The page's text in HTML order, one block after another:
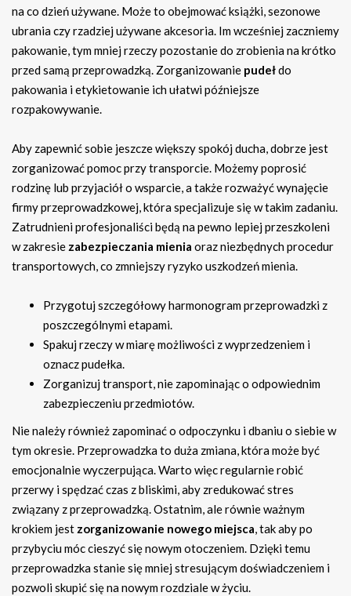
na co dzień używane. Może to obejmować książki, sezonowe
ubrania czy rzadziej używane akcesoria. Im wcześniej zaczniemy
pakowanie, tym mniej rzeczy pozostanie do zrobienia na krótko
przed samą przeprowadzką. Zorganizowanie pudełdo
pakowania i etykietowanie ich ułatwi późniejsze
rozpakowywanie.
Aby zapewnić sobie jeszcze większy spokój ducha, dobrze jest
zorganizować pomoc przy transporcie. Możemy poprosić
rodzinę lub przyjaciół o wsparcie, a także rozważyć wynajęcie
firmy przeprowadzkowej, która specjalizuje się w takim zadaniu.
Zatrudnieni profesjonaliści będą na pewno lepiej przeszkoleni
w zakresie zabezpieczania mienia oraz niezbędnych procedur
transportowych, co zmniejszy ryzyko uszkodzeń mienia.
Przygotuj szczegółowy harmonogram przeprowadzki z
poszczególnymi etapami.
Spakuj rzeczy w miarę możliwości z wyprzedzeniem i
oznacz pudełka.
Zorganizuj transport, nie zapominając o odpowiednim
zabezpieczeniu przedmiotów.
Nie należy również zapominać o odpoczynku i dbaniu o siebie w
tym okresie. Przeprowadzka to duża zmiana, która może być
emocjonalnie wyczerpująca. Warto więc regularnie robić
przerwy i spędzać czas z bliskimi, aby zredukować stres
związany z przeprowadzką. Ostatnim, ale równie ważnym
krokiem jest zorganizowanie nowego miejsca, tak aby po
przybyciu móc cieszyć się nowym otoczeniem. Dzięki temu
przeprowadzka stanie się mniej stresującym doświadczeniem i
pozwoli skupić się na nowym rozdziale w życiu.